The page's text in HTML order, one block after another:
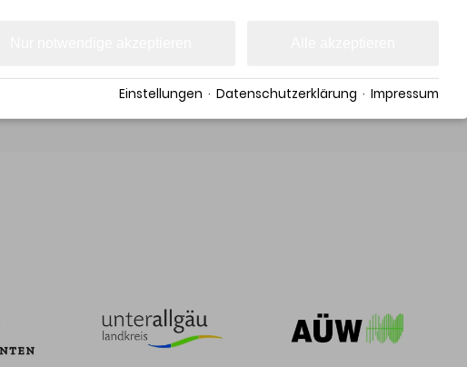
Einstellungen · Datenschutzerklärung · Impressum